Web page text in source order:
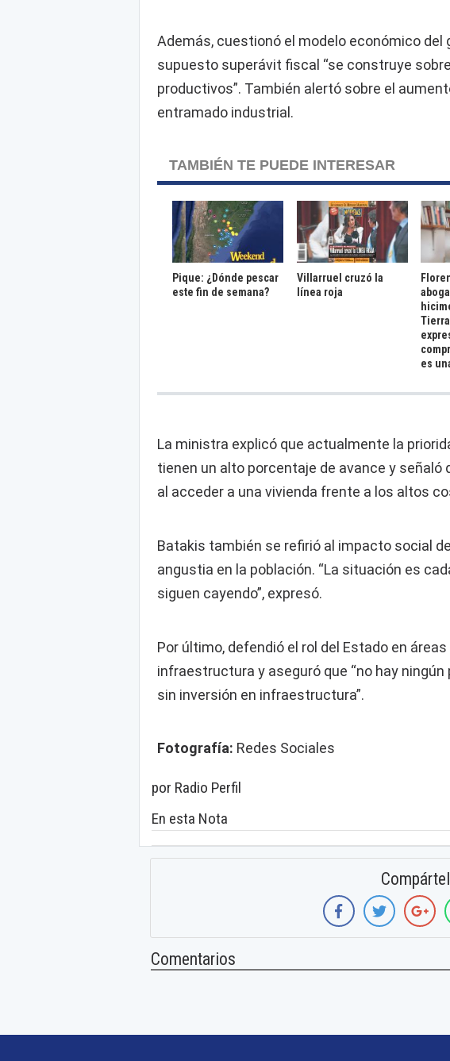
Además, cuestionó el modelo económico del
supuesto superávit fiscal “se construye
productivos”. También alertó sobre el
entramado industrial.
TAMBIÉN TE PUEDE INTERESAR
Pique: ¿Dónde pescar
este fin de semana?
Villarruel cruzó la
línea roja
es
La ministra explicó que actualmente la
tienen un alto porcentaje de avance y señaló
al acceder a una vivienda frente a los altos
Batakis también se refirió al impacto social
angustia en la población. “La situación es
siguen cayendo”, expresó.
Por último, defendió el rol del Estado en
infraestructura y aseguró que “no hay
sin inversión en infraestructura”.
Fotografía: Redes Sociales
por Radio Perfil
En esta Nota
Comentarios